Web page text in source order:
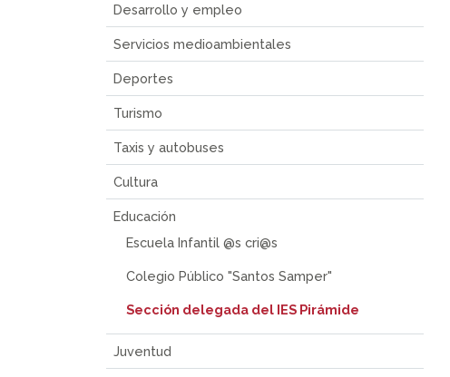
Desarrollo y empleo
Servicios medioambientales
Deportes
Turismo
Taxis y autobuses
Cultura
Educación
Escuela Infantil @s cri@s
Colegio Público "Santos Samper"
Sección delegada del IES Pirámide
Juventud